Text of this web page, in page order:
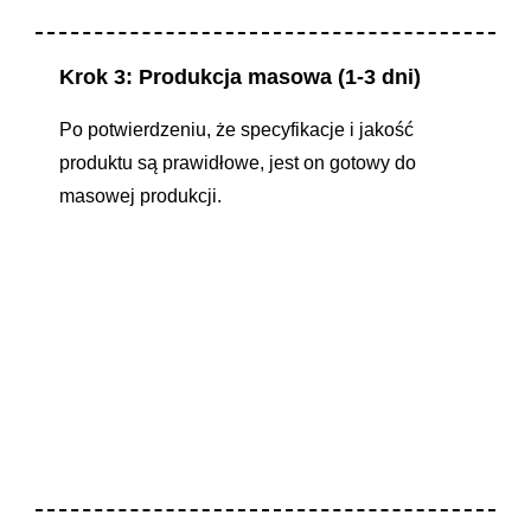
Krok 3: Produkcja masowa (1-3 dni)
Po potwierdzeniu, że specyfikacje i jakość
produktu są prawidłowe, jest on gotowy do
masowej produkcji.